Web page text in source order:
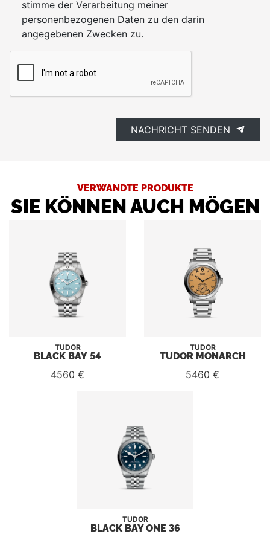
stimme der Verarbeitung meiner
personenbezogenen Daten zu den darin
angegebenen Zwecken zu.
NACHRICHT SENDEN
VERWANDTE PRODUKTE
SIE KÖNNEN AUCH MÖGEN
TUDOR
BLACK BAY 54
4560 €
TUDOR
TUDOR MONARCH
5460 €
TUDOR
BLACK BAY ONE 36